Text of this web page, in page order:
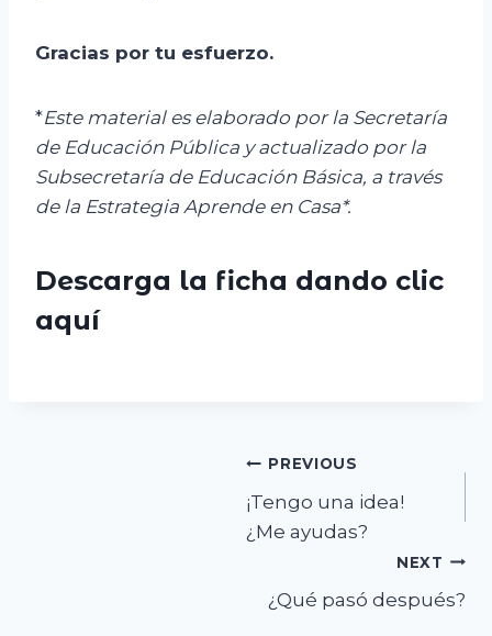
Gracias por tu esfuerzo.
*Este material es elaborado por la Secretaría
de Educación Pública y actualizado por la
Subsecretaría de Educación Básica, a través
de la Estrategia Aprende en Casa*.
Descarga la ficha dando clic
aquí
PREVIOUS
¡Tengo una idea!
¿Me ayudas?
NEXT
¿Qué pasó después?